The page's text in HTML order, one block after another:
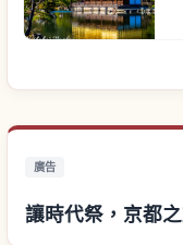
廣告
讓時代祭，京都